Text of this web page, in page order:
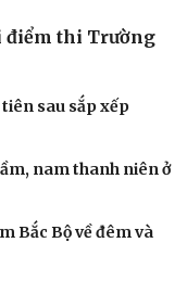
điểm thi Trường
tiên sau sắp xếp
nam thanh niên ở
Bắc Bộ về đêm và